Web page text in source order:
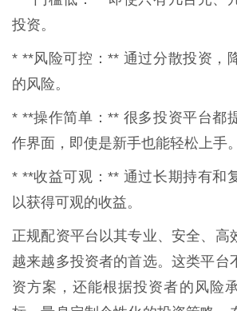
投资。
* **风险可控：** 通过分散投资，
的风险。
* **操作简单：** 很多投资平台都
作界面，即使是新手也能轻松上手。
* **收益可观：** 通过长期持有和
以获得可观的收益。
正规配资平台以其专业、安全、高
越来越多投资者的首选。这类平台
资方案，还能根据投资者的风险